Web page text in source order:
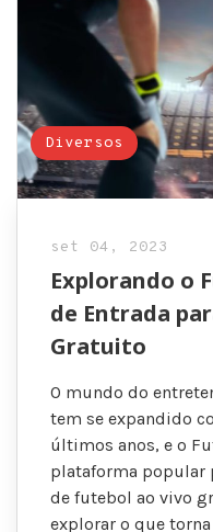
Diversos
set 04, 2023
Explorando o
de Entrada
Gratuito
O mundo do
tem se expandido
últimos anos, e o
plataforma popular
de futebol ao vivo
explorar o que